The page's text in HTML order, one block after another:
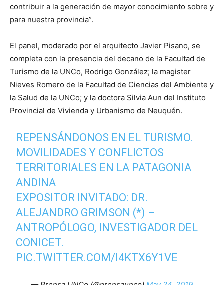
contribuir a la generación de mayor conocimiento sobre y
para nuestra provincia”.
El panel, moderado por el arquitecto Javier Pisano, se
completa con la presencia del decano de la Facultad de
Turismo de la UNCo, Rodrigo González; la magister
Nieves Romero de la Facultad de Ciencias del Ambiente y
la Salud de la UNCo; y la doctora Silvia Aun del Instituto
Provincial de Vivienda y Urbanismo de Neuquén.
REPENSÁNDONOS EN EL TURISMO.
MOVILIDADES Y CONFLICTOS
TERRITORIALES EN LA PATAGONIA
ANDINA
EXPOSITOR INVITADO: DR.
ALEJANDRO GRIMSON (*) –
ANTROPÓLOGO, INVESTIGADOR DEL
CONICET.
PIC.TWITTER.COM/I4KTX6Y1VE